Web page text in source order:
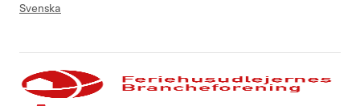
Svenska